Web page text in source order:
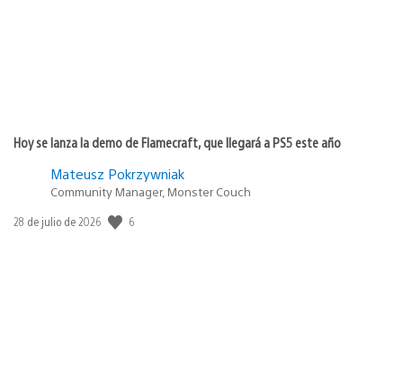
Hoy se lanza la demo de Flamecraft, que llegará a PS5 este año
Mateusz Pokrzywniak
Community Manager, Monster Couch
Fecha
28 de julio de 2026 6